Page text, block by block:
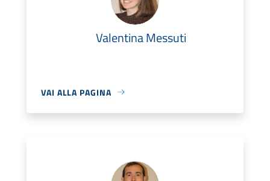
Valentina Messuti
VAI ALLA PAGINA